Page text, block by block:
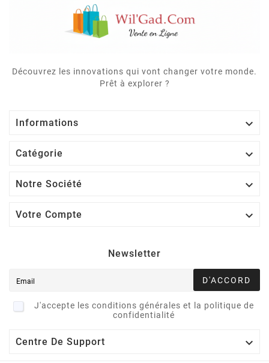
Découvrez les innovations qui vont changer votre monde.
Prêt à explorer ?
Informations 
Catégorie 
Notre Société 
Votre Compte 
Newsletter
D'ACCORD
J'accepte les conditions générales et la politique de
confidentialité
Centre De Support 